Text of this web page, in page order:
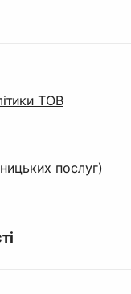
ТОВ
послуг)